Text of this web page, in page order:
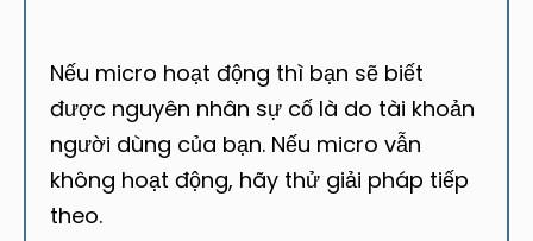
Nếu micro hoạt động thì bạn sẽ biết
được nguyên nhân sự cố là do tài khoản
người dùng của bạn. Nếu micro vẫn
không hoạt động, hãy thử giải pháp tiếp
theo.